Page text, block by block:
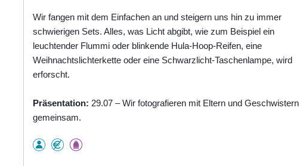
Wir fangen mit dem Einfachen an und steigern uns hin zu immer
schwierigen Sets. Alles, was Licht abgibt, wie zum Beispiel ein
leuchtender Flummi oder blinkende Hula-Hoop-Reifen, eine
Weihnachtslichterkette oder eine Schwarzlicht-Taschenlampe, wird
erforscht.
Präsentation: 29.07 – Wir fotografieren mit Eltern und Geschwistern
gemeinsam.